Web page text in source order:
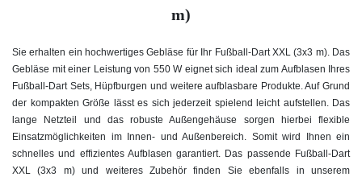
m)
Sie erhalten ein hochwertiges Gebläse für Ihr Fußball-Dart XXL (3x3 m). Das
Gebläse mit einer Leistung von 550 W eignet sich ideal zum Aufblasen Ihres
Fußball-Dart Sets, Hüpfburgen und weitere aufblasbare Produkte. Auf Grund
der kompakten Größe lässt es sich jederzeit spielend leicht aufstellen. Das
lange Netzteil und das robuste Außengehäuse sorgen hierbei flexible
Einsatzmöglichkeiten im Innen- und Außenbereich. Somit wird Ihnen ein
schnelles und effizientes Aufblasen garantiert. Das passende Fußball-Dart
XXL (3x3 m)und weiteres Zubehör finden Sie ebenfalls in unserem